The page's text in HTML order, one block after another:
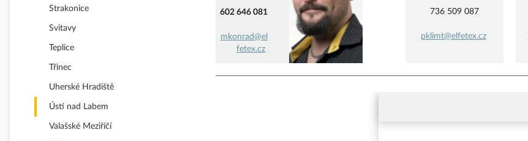
602 646 081
mkonrad@el
fetex.cz
736 509 087
pklimt@elfetex.cz
Strakonice
Svitavy
Teplice
Třinec
Uherské Hradiště
Ústí nad Labem
Valašské Meziříčí